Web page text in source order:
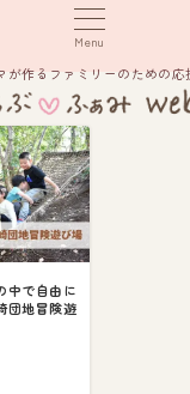
Menu
が作るファミリーのための応
中で自由に
団地冒険遊